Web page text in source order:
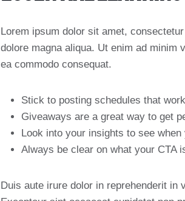
Lorem ipsum dolor sit amet,
dolore magna aliqua. Ut enim ad minim
ea commodo consequat.
Stick to posting schedules that work
Giveaways are a great way to get
Look into your insights to see
Always be clear on what your CTA
Duis aute irure dolor in reprehenderit in